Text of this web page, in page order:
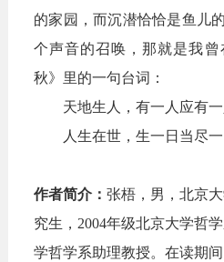
的家园，而沉潜恰恰是鱼儿
个声音的召唤，那就是我
秋》里的一句台词：
天地生人，有一人应有一
人生在世，生一日当尽一
作者简介： 张梧，男，北京
究生，2004年级北京大学哲
学哲学系助理教授。 在读期